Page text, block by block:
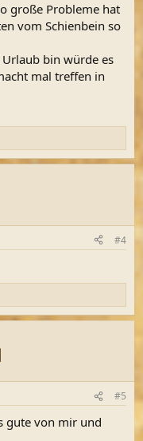
große Probleme hat
vom Schienbein so
bin würde es
mal treffen in
#4
#5
gute von mir und